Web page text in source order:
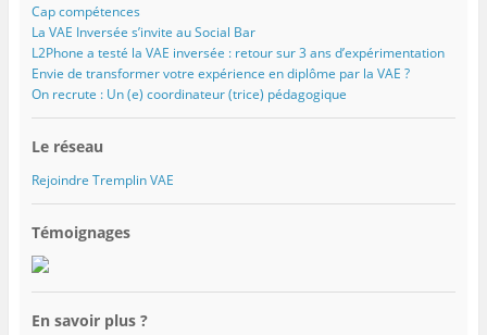
Cap compétences
La VAE Inversée s’invite au Social Bar
L2Phone a testé la VAE inversée : retour sur 3 ans d’expérimentation
Envie de transformer votre expérience en diplôme par la VAE ?
On recrute : Un (e) coordinateur (trice) pédagogique
Le réseau
Rejoindre Tremplin VAE
Témoignages
En savoir plus ?